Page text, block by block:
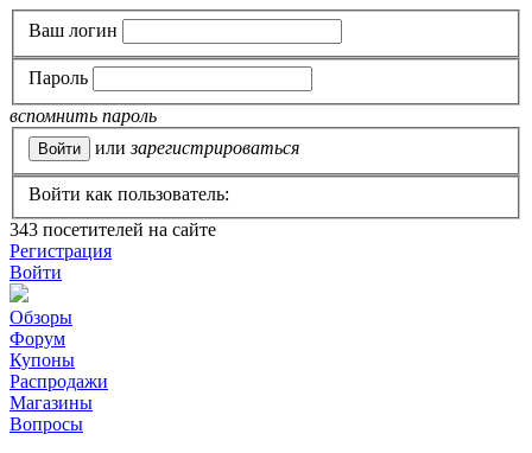
Ваш логин
Пароль
вспомнить пароль
или зарегистрироваться
Войти как пользователь:
343 посетителей на сайте
Регистрация
Войти
Обзоры
Форум
Купоны
Распродажи
Магазины
Вопросы